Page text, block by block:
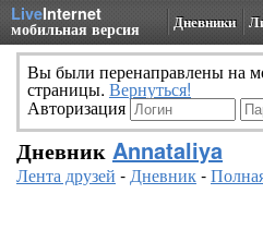
LiveInternet
мобильная версия Дневники
Вы были перенаправлены на
страницы. Вернуться!
Авторизация
Дневник Annataliya
Лента друзей -Дневник-